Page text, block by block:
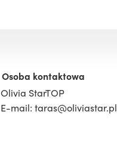
Osoba kontaktowa
Olivia StarTOP
E-mail: taras@oliviastar.pl